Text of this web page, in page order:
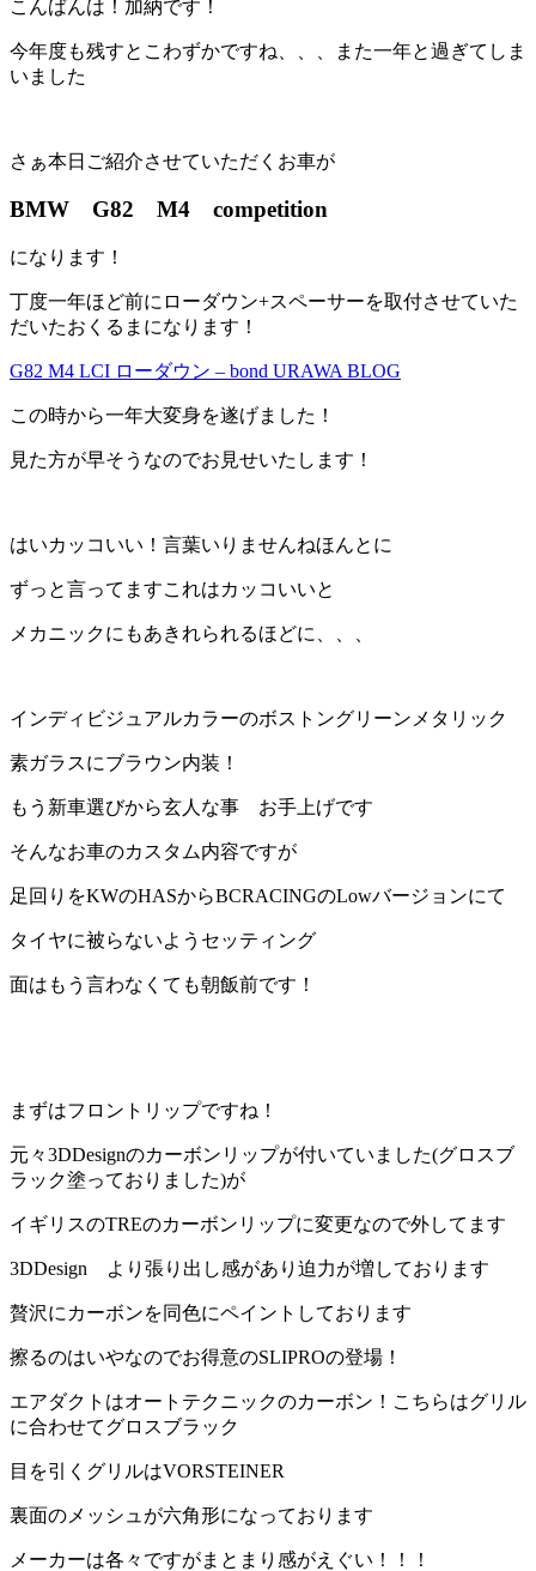
こんばんは！加納です！
今年度も残すとこわずかですね、、、また一年と過ぎてしま
いました
さぁ本日ご紹介させていただくお車が
BMW G82 M4 competition
になります！
丁度一年ほど前にローダウン+スペーサーを取付させていた
だいたおくるまになります！
G82 M4 LCI ローダウン – bond URAWA BLOG
この時から一年大変身を遂げました！
見た方が早そうなのでお見せいたします！
はいカッコいい！言葉いりませんねほんとに
ずっと言ってますこれはカッコいいと
メカニックにもあきれられるほどに、、、
インディビジュアルカラーのボストングリーンメタリック
素ガラスにブラウン内装！
もう新車選びから玄人な事 お手上げです
そんなお車のカスタム内容ですが
足回りをKWのHASからBCRACINGのLowバージョンにて
タイヤに被らないようセッティング
面はもう言わなくても朝飯前です！
まずはフロントリップですね！
元々3DDesignのカーボンリップが付いていました(グロスブ
ラック塗っておりました)が
イギリスのTREのカーボンリップに変更なので外してます
3DDesign より張り出し感があり迫力が増しております
贅沢にカーボンを同色にペイントしております
擦るのはいやなのでお得意のSLIPROの登場！
エアダクトはオートテクニックのカーボン！こちらはグリル
に合わせてグロスブラック
目を引くグリルはVORSTEINER
裏面のメッシュが六角形になっております
メーカーは各々ですがまとまり感がえぐい！！！